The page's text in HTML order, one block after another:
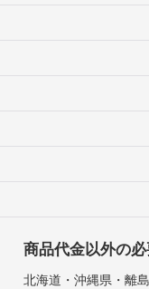
商品代金以外の
北海道・沖縄県・離